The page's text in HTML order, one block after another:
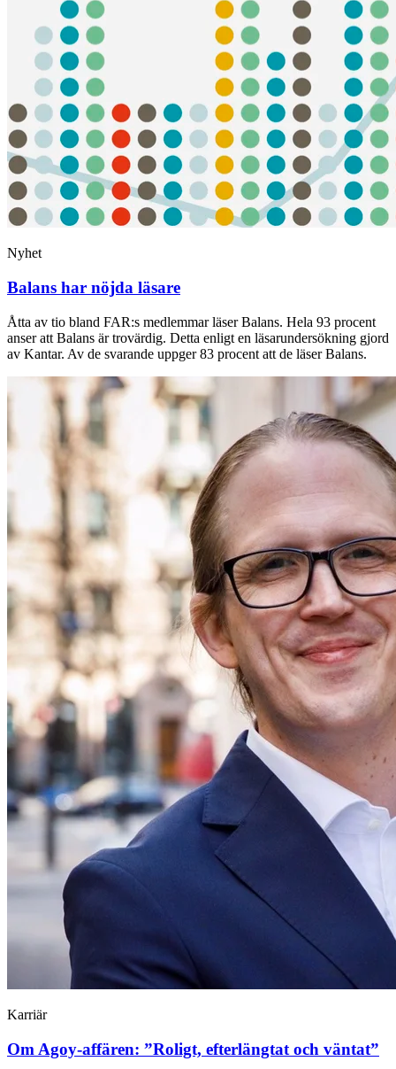
Nyhet
Balans har nöjda läsare
Åtta av tio bland FAR:s medlemmar läser Balans. Hela 93 procent
anser att Balans är trovärdig. Detta enligt en läsarundersökning gjord
av Kantar. Av de svarande uppger 83 procent att de läser Balans.
Karriär
Om Agoy-affären: ”Roligt, efter­längtat och väntat”